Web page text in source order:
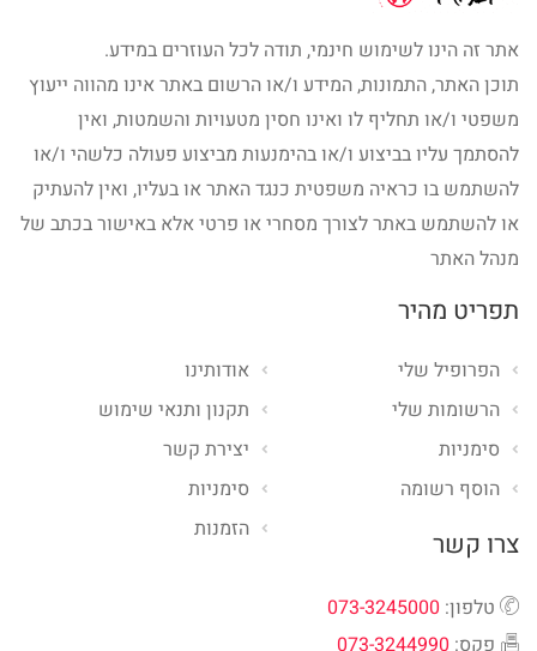
אתר זה הינו לשימוש חינמי, תודה לכל העוזרים במידע.
תוכן האתר, התמונות, המידע ו/או הרשום באתר אינו מהווה ייעוץ
משפטי ו/או תחליף לו ואינו חסין מטעויות והשמטות, ואין
להסתמך עליו בביצוע ו/או בהימנעות מביצוע פעולה כלשהי ו/או
להשתמש בו כראיה משפטית כנגד האתר או בעליו, ואין להעתיק
או להשתמש באתר לצורך מסחרי או פרטי אלא באישור בכתב של
מנהל האתר
תפריט מהיר
אודותינו
תקנון ותנאי שימוש
יצירת קשר
סימניות
הזמנות
הפרופיל שלי
הרשומות שלי
סימניות
הוסף רשומה
צרו קשר
טלפון: 073-3245000
פקס: 073-3244990